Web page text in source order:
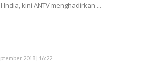
kini ANTV menghadirkan ...
2018 | 16:22